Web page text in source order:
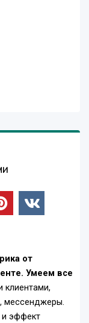
от
Умеем все
клиентами,
мессенджеры.
и эффект